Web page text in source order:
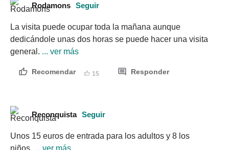
Rodamons Seguir
La visita puede ocupar toda la mañana aunque
dedicándole unas dos horas se puede hacer una visita
general. ... ver más
Recomendar 15 Responder
Reconquista Seguir
Unos 15 euros de entrada para los adultos y 8 los
niños. ... ver más